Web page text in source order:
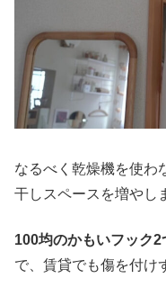
なるべく乾燥機を使わ
干しスペースを増やし
100均のかもいフック
で、賃貸でも傷を付け